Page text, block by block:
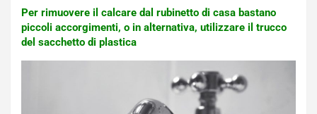
Per rimuovere il calcare dal rubinetto di casa bastano
piccoli accorgimenti, o in alternativa, utilizzare il trucco
del sacchetto di plastica